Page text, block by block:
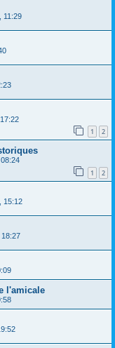
11:29
1 2
1 2
15:12
18:27
l'amicale